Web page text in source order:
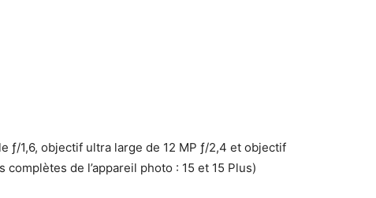
1,6, objectif ultra large de 12 MP ƒ/2,4 et objectif
de l’appareil photo : 15 et 15 Plus)